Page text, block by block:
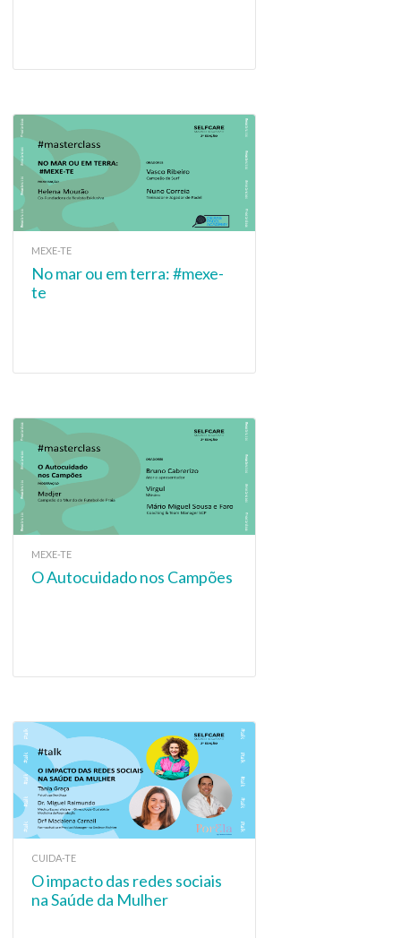
MEXE-TE
No mar ou em terra: #mexe-
te
MEXE-TE
O Autocuidado nos Campões
CUIDA-TE
O impacto das redes sociais
na Saúde da Mulher